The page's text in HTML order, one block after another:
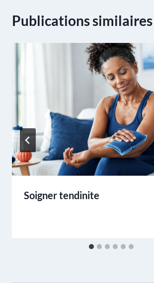
Publications similaires
Soigner tendinite